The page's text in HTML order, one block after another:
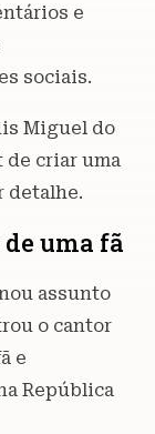
e
sociais.
Miguel do
de criar uma
detalhe.
uma fã
assunto
o cantor
e
República